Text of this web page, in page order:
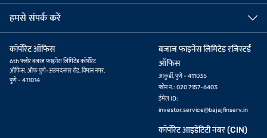
हमसे संपर्क करें
कॉर्पोरेट ऑफिस
6th फ्लोर बजाज फाइनेंस लिमिटेड कॉर्पोरेट
ऑफिस, ऑफ पुणे-अहमदनगर रोड, विमान नगर,
पुणे - 411014
बजाज फाइनेंस लिमिटेड रज़िस्टर्ड
ऑफिस
आकुर्डी, पुणे - 411035
फोन नं.: 020 7157-6403
ईमेल ID:
investor.service@bajajfinserv.in
कॉर्पोरेट आइडेंटिटी नंबर (CIN)